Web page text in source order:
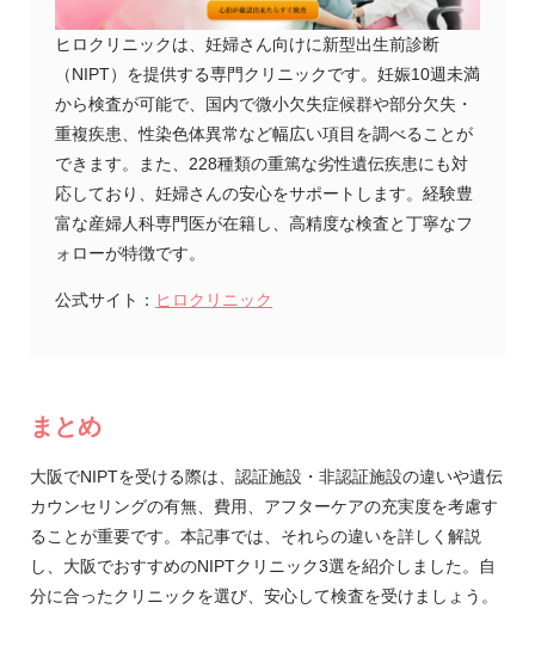
ヒロクリニックは、妊婦さん向けに新型出生前診断
（NIPT）を提供する専門クリニックです。妊娠10週未満
から検査が可能で、国内で微小欠失症候群や部分欠失・
重複疾患、性染色体異常など幅広い項目を調べることが
できます。また、228種類の重篤な劣性遺伝疾患にも対
応しており、妊婦さんの安心をサポートします。経験豊
富な産婦人科専門医が在籍し、高精度な検査と丁寧なフ
ォローが特徴です。
公式サイト： ヒロクリニック
まとめ
大阪でNIPTを受ける際は、認証施設・非認証施設の違いや遺伝
カウンセリングの有無、費用、アフターケアの充実度を考慮す
ることが重要です。本記事では、それらの違いを詳しく解説
し、大阪でおすすめのNIPTクリニック3選を紹介しました。自
分に合ったクリニックを選び、安心して検査を受けましょう。